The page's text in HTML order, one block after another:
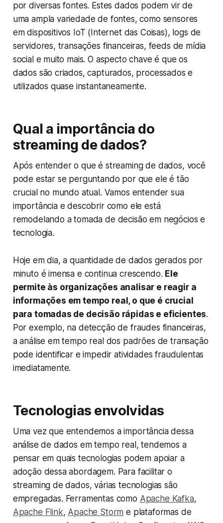
por diversas fontes. Estes dados podem vir de
uma ampla variedade de fontes, como sensores
em dispositivos IoT (Internet das Coisas), logs de
servidores, transações financeiras, feeds de mídia
social e muito mais. O aspecto chave é que os
dados são criados, capturados, processados e
utilizados quase instantaneamente.
Qual a importância do
streaming de dados?
Após entender o que é streaming de dados, você
pode estar se perguntando por que ele é tão
crucial no mundo atual. Vamos entender sua
importância e descobrir como ele está
remodelando a tomada de decisão em negócios e
tecnologia.
Hoje em dia, a quantidade de dados gerados por
minuto é imensa e continua crescendo. Ele
permite às organizações analisar e reagir a
informações em tempo real, o que é crucial
para tomadas de decisão rápidas e eficientes.
Por exemplo, na detecção de fraudes financeiras,
a análise em tempo real dos padrões de transação
pode identificar e impedir atividades fraudulentas
imediatamente.
Tecnologias envolvidas
Uma vez que entendemos a importância dessa
análise de dados em tempo real, tendemos a
pensar em quais tecnologias podem apoiar a
adoção dessa abordagem. Para facilitar o
streaming de dados, várias tecnologias são
empregadas. Ferramentas como Apache Kafka,
Apache Flink, Apache Storm e plataformas de